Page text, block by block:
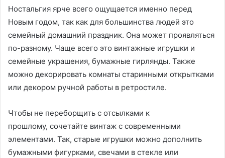
Ностальгия ярче всего ощущается именно перед
Новым годом, так как для большинства людей это
семейный домашний праздник. Она может проявляться
по-разному. Чаще всего это винтажные игрушки и
семейные украшения, бумажные гирлянды. Также
можно декорировать комнаты старинными открытками
или декором ручной работы в ретростиле.
Чтобы не переборщить с отсылками к
прошлому, сочетайте винтаж с современными
элементами. Так, старые игрушки можно дополнить
бумажными фигурками, свечами в стекле или